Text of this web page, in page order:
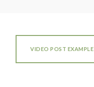
VIDEO POST EXAMPLE